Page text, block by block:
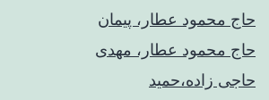
حاج محمود عطار، پیمان
حاج محمود عطار، مهدی
حاجی زاده،حمید